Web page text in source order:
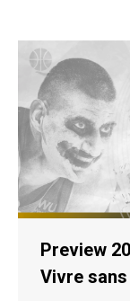
Preview
Vivre